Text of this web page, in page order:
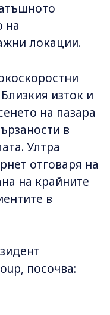
на
локации.
изток и
на пазара
в
Ултра
отговаря на
на крайните
в
посочва: